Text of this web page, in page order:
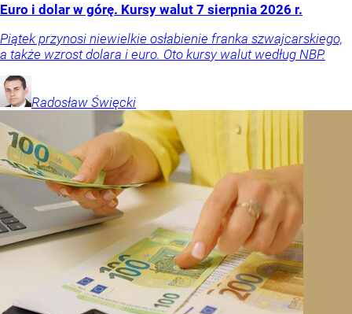
Euro i dolar w górę. Kursy walut 7 sierpnia 2026 r.
Piątek przynosi niewielkie osłabienie franka szwajcarskiego,
a także wzrost dolara i euro. Oto kursy walut według NBP.
Radosław Święcki